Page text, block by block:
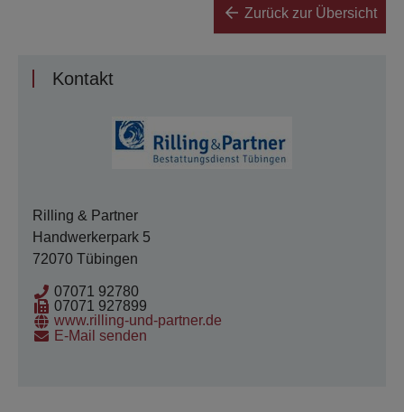
Kontakt
Rilling & Partner
Handwerkerpark 5
72070 Tübingen
07071 92780
07071 927899
www.rilling-und-partner.de
E-Mail senden
Zurück zur Übersicht